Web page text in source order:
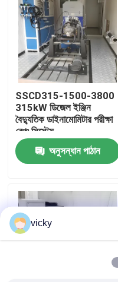
আমাদের সম্বন্ধে
কারখানা ভ্রমণ
যোগাযোগ করুন
খবর
মামলা
টর্ক ডায়নামিটার
SSCD315-1500-3800
315kW ডিজেল ইঞ্জিন
বৈদ্যুতিক ডাইনামোমিটার পরীক্ষা
বেঞ্চ সিস্টেম
অনুসন্ধান পাঠান
vicky